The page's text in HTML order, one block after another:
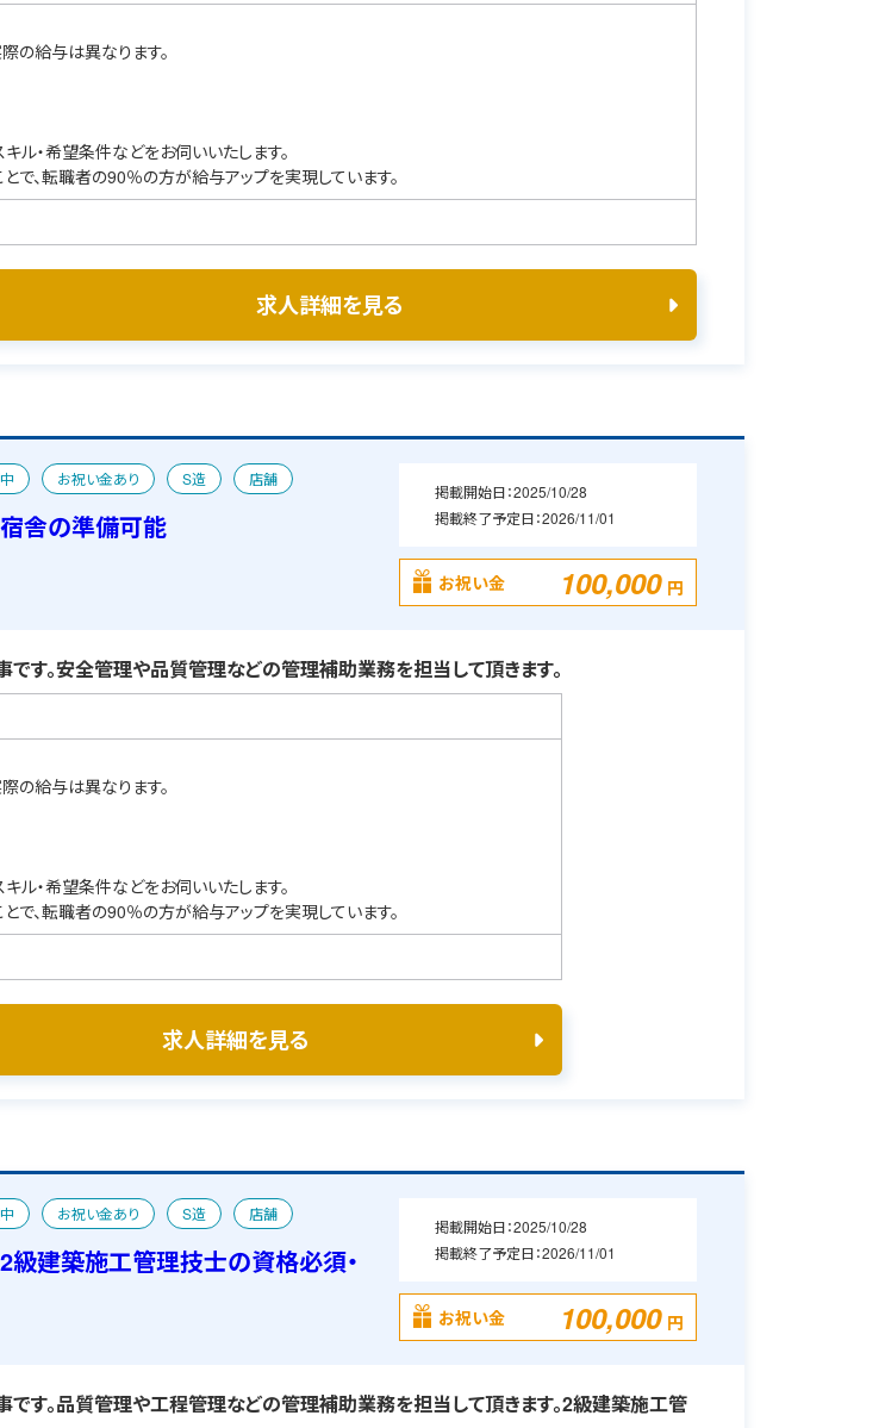
の給与は異なります。
ル・希望条件などをお伺いいたします。
、転職者の90％の方が給与アップを実現しています。
求人詳細を見る
お祝い金あり S造
店舗
舎の準備可能
掲載開始日：2025/10/28
掲載終了予定日：2026/11/01
お祝い金 100,000 円
。安全管理や品質管理などの管理補助業務を担当して頂きます。
の給与は異なります。
ル・希望条件などをお伺いいたします。
、転職者の90％の方が給与アップを実現しています。
求人詳細を見る
お祝い金あり S造
店舗
級建築施工管理技士の資格必須・
掲載開始日：2025/10/28
掲載終了予定日：2026/11/01
お祝い金 100,000 円
。品質管理や工程管理などの管理補助業務を担当して頂きます。2級建築施工管